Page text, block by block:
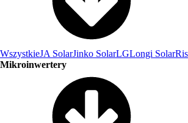
WszystkieJA SolarJinko SolarLGLongi Solar
Mikroinwertery